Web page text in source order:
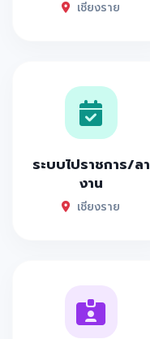
เชียงราย
ระบบไปราชการ/ลา
งาน
เชียงราย